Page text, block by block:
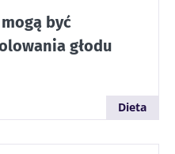
być
głodu
Dieta